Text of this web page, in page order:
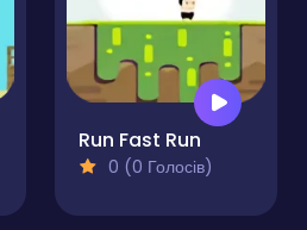
Run Fast Run
0 (0 Голосів)